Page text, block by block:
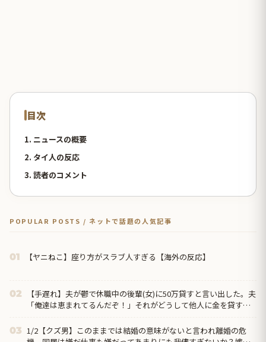
目次
1. ニュースの概要
2. タイ人の反応
3. 読者のコメント
POPULAR POSTS / ネットで話題の人気記事
01 【ヤニねこ】座り方がスラブ人すぎる【海外の反応】
02
【手遅れ】夫が鬱で休職中の後輩(女)に50万貸すと言い出した。夫
「俺達は恵まれてるんだぞ！」それがどうして他人に金を貸すと
03 1/2【クズ男】このままでは結婚の意味がないと言われ離婚の危